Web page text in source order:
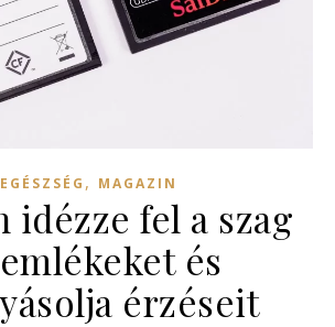
EGÉSZSÉG , MAGAZIN
idézze fel a szag
és
érzéseit